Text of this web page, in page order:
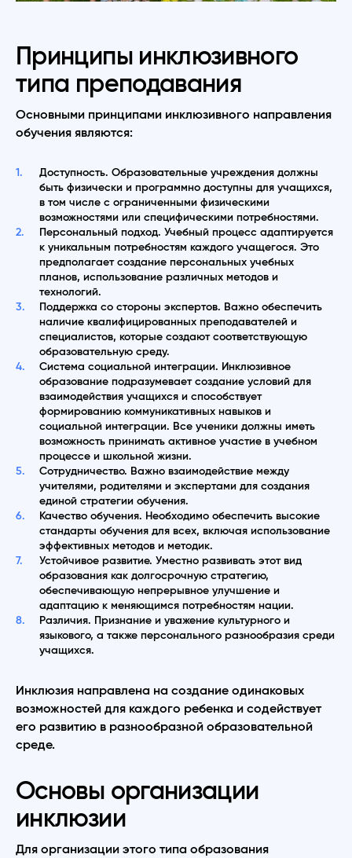
Принципы инклюзивного
типа преподавания
Основными принципами инклюзивного направления
обучения являются:
Доступность. Образовательные учреждения должны
быть физически и программно доступны для учащихся,
в том числе с ограниченными физическими
возможностями или специфическими потребностями.
Персональный подход. Учебный процесс адаптируется
к уникальным потребностям каждого учащегося. Это
предполагает создание персональных учебных
планов, использование различных методов и
технологий.
Поддержка со стороны экспертов. Важно обеспечить
наличие квалифицированных преподавателей и
специалистов, которые создают соответствующую
образовательную среду.
Система социальной интеграции. Инклюзивное
образование подразумевает создание условий для
взаимодействия учащихся и способствует
формированию коммуникативных навыков и
социальной интеграции. Все ученики должны иметь
возможность принимать активное участие в учебном
процессе и школьной жизни.
Сотрудничество. Важно взаимодействие между
учителями, родителями и экспертами для создания
единой стратегии обучения.
Качество обучения. Необходимо обеспечить высокие
стандарты обучения для всех, включая использование
эффективных методов и методик.
Устойчивое развитие. Уместно развивать этот вид
образования как долгосрочную стратегию,
обеспечивающую непрерывное улучшение и
адаптацию к меняющимся потребностям нации.
Различия. Признание и уважение культурного и
языкового, а также персонального разнообразия среди
учащихся.
Инклюзия направлена на создание одинаковых
возможностей для каждого ребенка и содействует
его развитию в разнообразной образовательной
среде.
Основы организации
инклюзии
Для организации этого типа образования